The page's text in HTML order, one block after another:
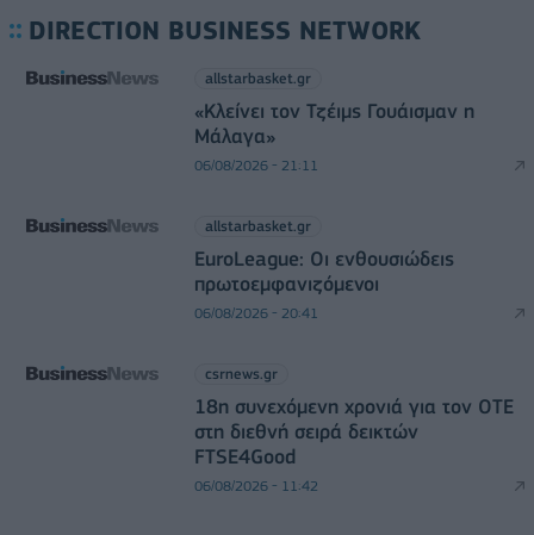
DIRECTION BUSINESS NETWORK
allstarbasket.gr
«Κλείνει τον Τζέιμς Γουάισμαν η
Μάλαγα»
06/08/2026 - 21:11
allstarbasket.gr
EuroLeague: Οι ενθουσιώδεις
πρωτοεμφανιζόμενοι
06/08/2026 - 20:41
csrnews.gr
18η συνεχόμενη χρονιά για τον ΟΤΕ
στη διεθνή σειρά δεικτών
FTSE4Good
06/08/2026 - 11:42